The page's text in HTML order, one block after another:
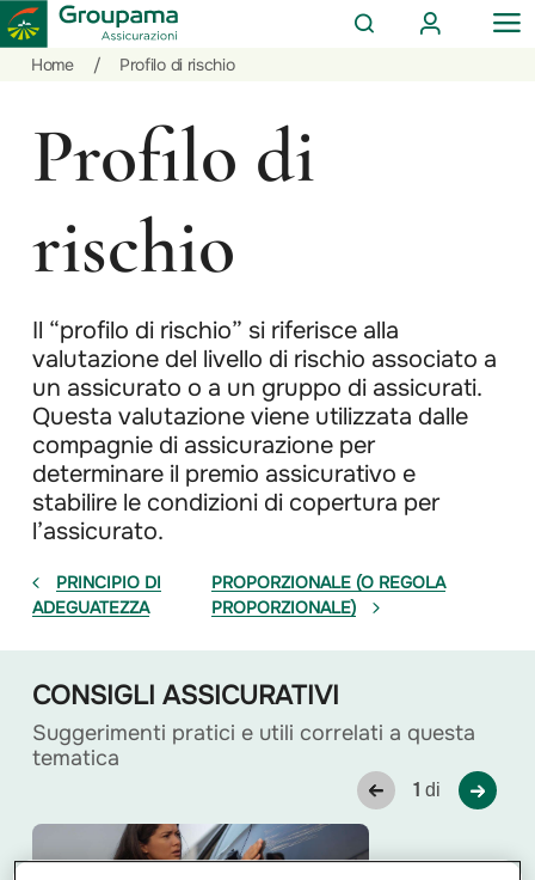
Salta
CERCA
AREA
CLIENTI
Home
/ Profilo di rischio
Profilo di
rischio
Il “profilo di rischio” si riferisce alla
valutazione del livello di rischio associato a
un assicurato o a un gruppo di assicurati.
Questa valutazione viene utilizzata dalle
compagnie di assicurazione per
determinare il premio assicurativo e
stabilire le condizioni di copertura per
l’assicurato.
PRINCIPIO DI
ADEGUATEZZA
PROPORZIONALE (O REGOLA
PROPORZIONALE)
CONSIGLI ASSICURATIVI
Suggerimenti pratici e utili correlati a questa
tematica
1 di